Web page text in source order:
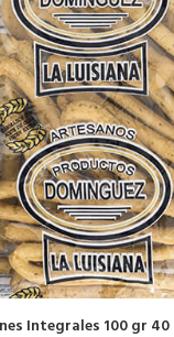
AÑADIR AL CARRITO
Integrales 100 gr